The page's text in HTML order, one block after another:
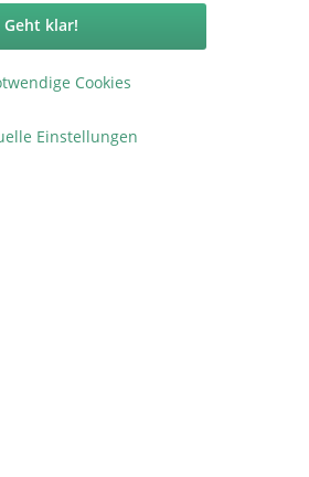
Cookies
Geht klar!
Einstellungen